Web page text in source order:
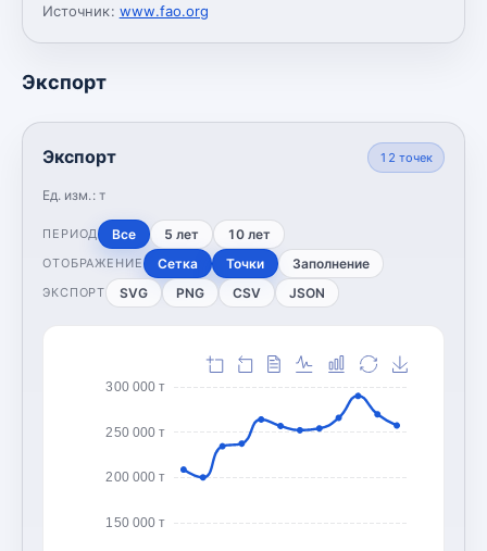
Источник: www.fao.org
Экспорт
Экспорт
Ед. изм.: т
12 точек
ПЕРИОД Все 5 лет 10 лет
ОТОБРАЖЕНИЕ Сетка Точки Заполнение
ЭКСПОРТ SVG PNG CSV JSON
150 000 т
200 000 т
250 000 т
300 000 т